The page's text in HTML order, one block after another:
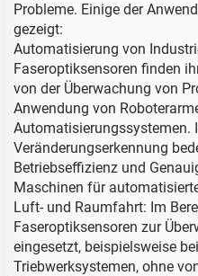
Probleme. Einige der
gezeigt:
Automatisierung von
Faseroptiksensoren finden
von der Überwachung von
Anwendung von
Automatisierungssystemen.
Veränderungserkennung
Betriebseffizienz und
Maschinen für
Luft- und Raumfahrt: Im
Faseroptiksensoren zur
eingesetzt, beispielsweise
Triebwerksystemen, ohne